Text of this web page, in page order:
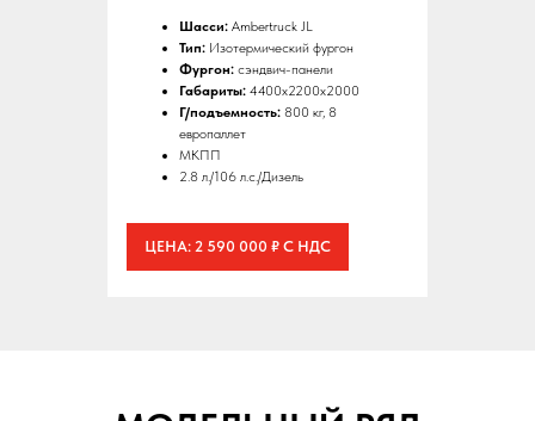
Шасси: Ambertruck JL
Тип: Изотермический фургон
Фургон: сэндвич-панели
Габариты: 4400х2200х2000
Г/подъемность: 800 кг, 8
европаллет
МКПП
2.8 л./106 л.с./Дизель
ЦЕНА: 2 590 000 ₽ С НДС